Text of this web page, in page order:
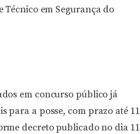
Técnico em Segurança do
em concurso público já
para a posse, com prazo até 11
decreto publicado no dia 11